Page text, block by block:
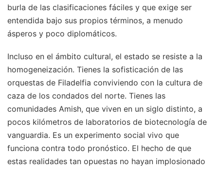
burla de las clasificaciones fáciles y que exige ser
entendida bajo sus propios términos, a menudo
ásperos y poco diplomáticos.
Incluso en el ámbito cultural, el estado se resiste a la
homogeneización. Tienes la sofisticación de las
orquestas de Filadelfia conviviendo con la cultura de
caza de los condados del norte. Tienes las
comunidades Amish, que viven en un siglo distinto, a
pocos kilómetros de laboratorios de biotecnología de
vanguardia. Es un experimento social vivo que
funciona contra todo pronóstico. El hecho de que
estas realidades tan opuestas no hayan implosionado